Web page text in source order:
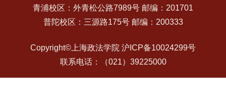
青浦校区：外青松公路7989号 邮编：201701
普陀校区：三源路175号 邮编：200333
Copyright©上海政法学院 沪ICP备10024299号
联系电话：（021）39225000